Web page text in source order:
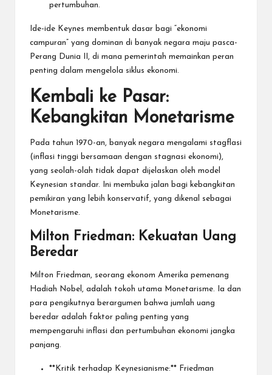
pertumbuhan.
Ide-ide Keynes membentuk dasar bagi “ekonomi
campuran” yang dominan di banyak negara maju pasca-
Perang Dunia II, di mana pemerintah memainkan peran
penting dalam mengelola siklus ekonomi.
Kembali ke Pasar:
Kebangkitan Monetarisme
Pada tahun 1970-an, banyak negara mengalami stagflasi
(inflasi tinggi bersamaan dengan stagnasi ekonomi),
yang seolah-olah tidak dapat dijelaskan oleh model
Keynesian standar. Ini membuka jalan bagi kebangkitan
pemikiran yang lebih konservatif, yang dikenal sebagai
Monetarisme.
Milton Friedman: Kekuatan Uang
Beredar
Milton Friedman, seorang ekonom Amerika pemenang
Hadiah Nobel, adalah tokoh utama Monetarisme. Ia dan
para pengikutnya berargumen bahwa jumlah uang
beredar adalah faktor paling penting yang
mempengaruhi inflasi dan pertumbuhan ekonomi jangka
panjang.
**Kritik terhadap Keynesianisme:** Friedman